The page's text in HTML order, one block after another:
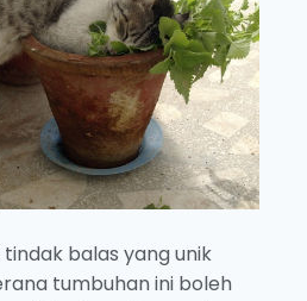
balas yang unik
tumbuhan ini boleh